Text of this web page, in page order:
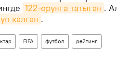
122-орунга татыган .
калган .
FIFA футбол рейтинг